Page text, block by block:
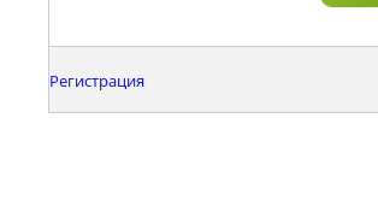
Регистрация